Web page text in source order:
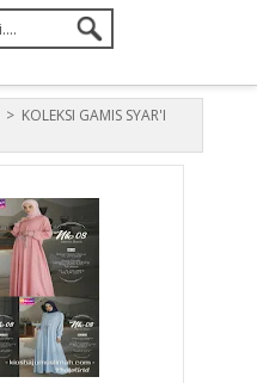
> KOLEKSI GAMIS SYAR'I